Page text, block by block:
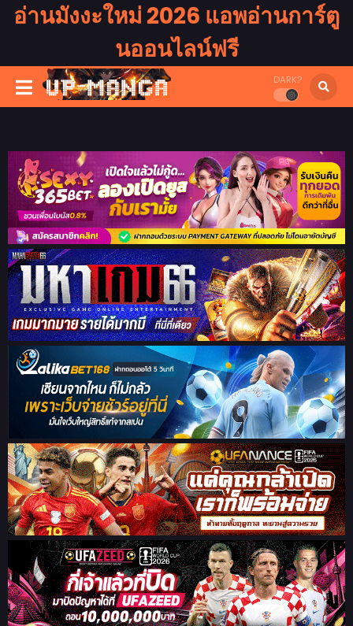
อ่านมังงะใหม่ 2026 แอพอ่านการ์ตู
นออนไลน์ฟรี
DARK?